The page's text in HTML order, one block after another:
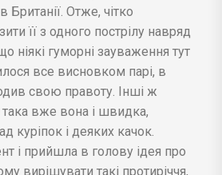
Отже, чітко
її з одного пострілу навряд
ніякі гуморні зауваження тут
все висновком парі, в
свою правоту. Інші ж
вже вона і швидка,
куріпок і деяких качок.
і прийшла в голову ідея про
вирішувати такі протиріччя,